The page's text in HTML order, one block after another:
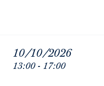
10/10/2026
13:00 - 17:00